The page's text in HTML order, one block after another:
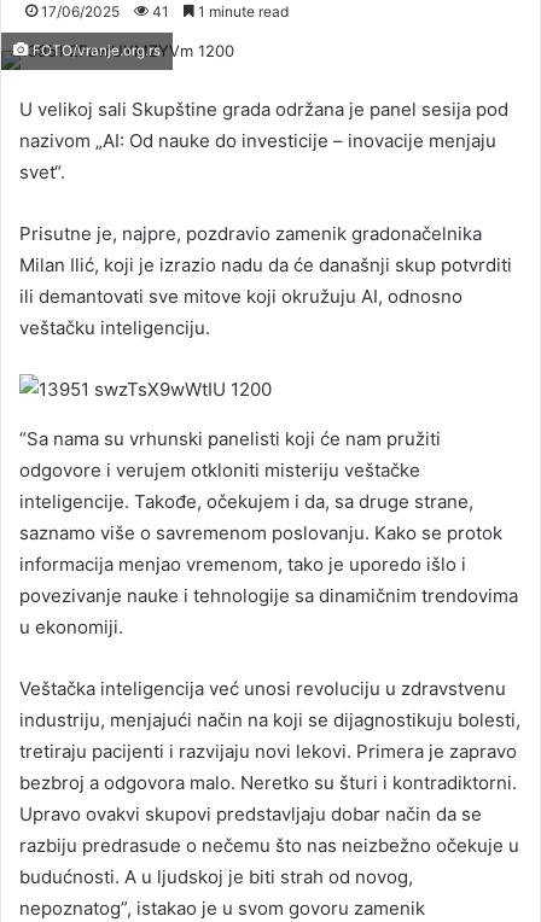
17/06/2025 41 1 minute read
FOTO/vranje.org.rs
U velikoj sali Skupštine grada održana je panel sesija pod
nazivom „AI: Od nauke do investicije – inovacije menjaju
svet“.
Prisutne je, najpre, pozdravio zamenik gradonačelnika
Milan Ilić, koji je izrazio nadu da će današnji skup potvrditi
ili demantovati sve mitove koji okružuju AI, odnosno
veštačku inteligenciju.
“Sa nama su vrhunski panelisti koji će nam pružiti
odgovore i verujem otkloniti misteriju veštačke
inteligencije. Takođe, očekujem i da, sa druge strane,
saznamo više o savremenom poslovanju. Kako se protok
informacija menjao vremenom, tako je uporedo išlo i
povezivanje nauke i tehnologije sa dinamičnim trendovima
u ekonomiji.
Veštačka inteligencija već unosi revoluciju u zdravstvenu
industriju, menjajući način na koji se dijagnostikuju bolesti,
tretiraju pacijenti i razvijaju novi lekovi. Primera je zapravo
bezbroj a odgovora malo. Neretko su šturi i kontradiktorni.
Upravo ovakvi skupovi predstavljaju dobar način da se
razbiju predrasude o nečemu što nas neizbežno očekuje u
budućnosti. A u ljudskoj je biti strah od novog,
nepoznatog”, istakao je u svom govoru zamenik